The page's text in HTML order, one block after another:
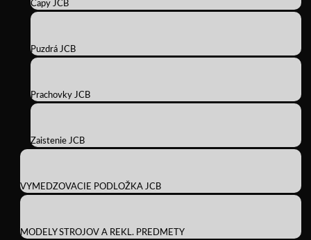
Čapy JCB
Puzdrá JCB
Prachovky JCB
Zaistenie JCB
VYMEDZOVACIE PODLOŽKA JCB
MODELY STROJOV A REKL. PREDMETY